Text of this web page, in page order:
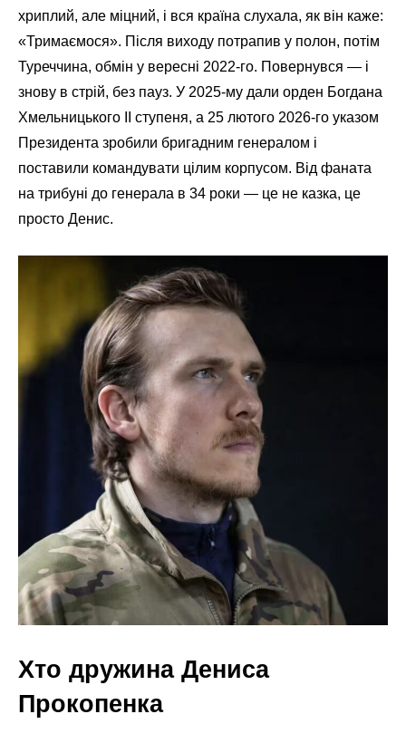
хриплий, але міцний, і вся країна слухала, як він каже:
«Тримаємося». Після виходу потрапив у полон, потім
Туреччина, обмін у вересні 2022-го. Повернувся — і
знову в стрій, без пауз. У 2025-му дали орден Богдана
Хмельницького II ступеня, а 25 лютого 2026-го указом
Президента зробили бригадним генералом і
поставили командувати цілим корпусом. Від фаната
на трибуні до генерала в 34 роки — це не казка, це
просто Денис.
Хто дружина Дениса
Прокопенка